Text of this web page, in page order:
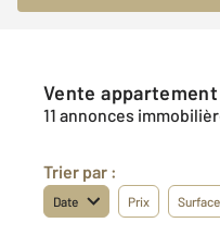
Vente
11 annonces
Trier par :
Date Prix Surface